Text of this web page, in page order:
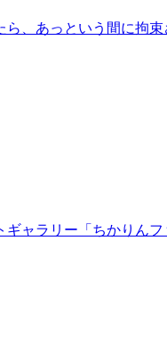
、あっという間に拘
ャラリー「ちかりん